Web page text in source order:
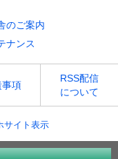
のご案内
ナンス
項
RSS配信
について
サイト表示